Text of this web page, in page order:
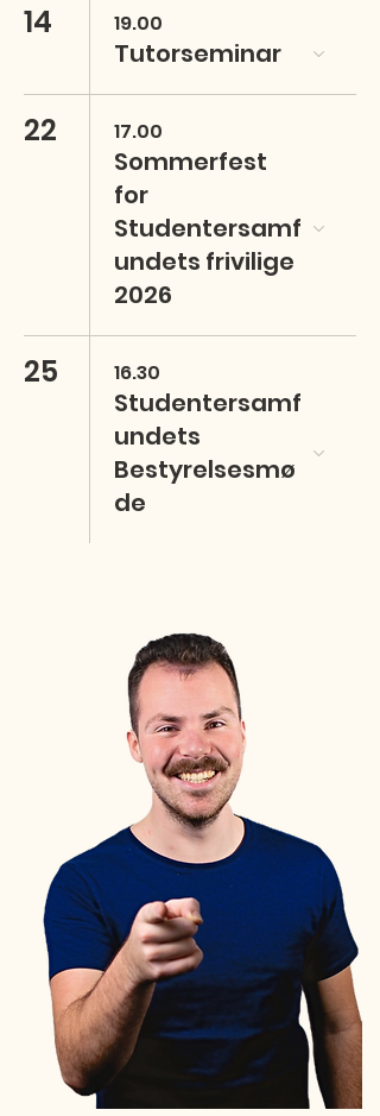
14 19.00
Tutorseminar
22 17.00
Sommerfest
for
Studentersamf
undets frivilige
2026
25 16.30
Studentersamf
undets
Bestyrelsesmø
de